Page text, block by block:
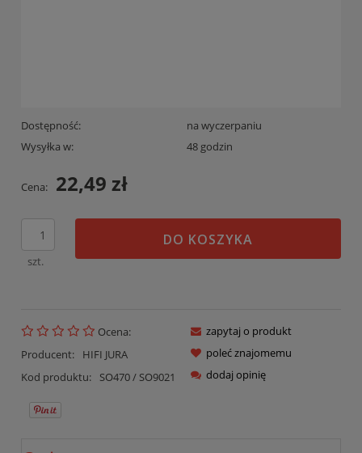
Dostępność:
na wyczerpaniu
Wysyłka w:
48 godzin
Cena: 22,49 zł
szt.
DO KOSZYKA
Ocena:
Producent:
HIFI JURA
Kod produktu:
SO470 / SO9021
zapytaj o produkt
poleć znajomemu
dodaj opinię